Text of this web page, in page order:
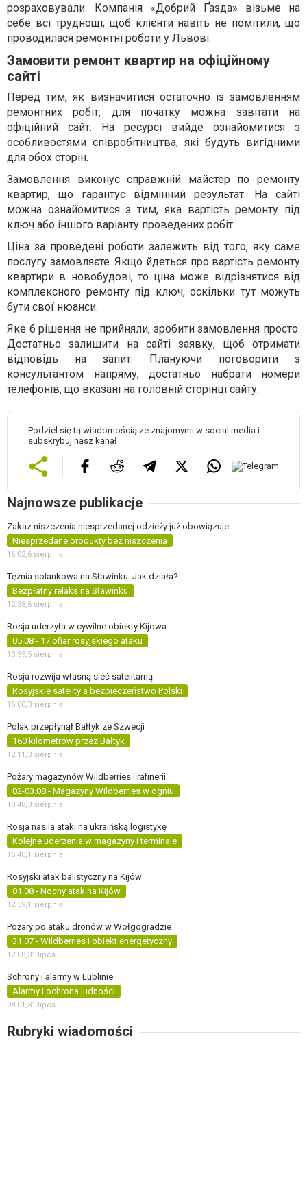
розраховували. Компанія «Добрий Ґазда» візьме на
себе всі труднощі, щоб клієнти навіть не помітили, що
проводилася ремонтні роботи у Львові.
Замовити ремонт квартир на офіційному
сайті
Перед тим, як визначитися остаточно із замовленням
ремонтних робіт, для початку можна завітати на
офіційний сайт. На ресурсі вийде ознайомитися з
особливостями співробітництва, які будуть вигідними
для обох сторін.
Замовлення виконує справжній майстер по ремонту
квартир, що гарантує відмінний результат. На сайті
можна ознайомитися з тим, яка вартість ремонту під
ключ або іншого варіанту проведених робіт.
Ціна за проведені роботи залежить від того, яку саме
послугу замовляєте. Якщо йдеться про вартість ремонту
квартири в новобудові, то ціна може відрізнятися від
комплексного ремонту під ключ, оскільки тут можуть
бути свої нюанси.
Яке б рішення не прийняли, зробити замовлення просто.
Достатньо залишити на сайті заявку, щоб отримати
відповідь на запит. Плануючи поговорити з
консультантом напряму, достатньо набрати номери
телефонів, що вказані на головній сторінці сайту.
Podziel się tą wiadomością ze znajomymi w social media i
subskrybuj nasz kanał
Najnowsze publikacje
Zakaz niszczenia niesprzedanej odzieży już obowiązuje
Niesprzedane produkty bez niszczenia
16:02, 6 sierpnia
Tężnia solankowa na Sławinku. Jak działa?
Bezpłatny relaks na Sławinku
12:38, 6 sierpnia
Rosja uderzyła w cywilne obiekty Kijowa
05.08 - 17 ofiar rosyjskiego ataku
13:39, 5 sierpnia
Rosja rozwija własną sieć satelitarną
Rosyjskie satelity a bezpieczeństwo Polski
16:00, 3 sierpnia
Polak przepłynął Bałtyk ze Szwecji
160 kilometrów przez Bałtyk
12:11, 3 sierpnia
Pożary magazynów Wildberries i rafinerii
02-03.08 - Magazyny Wildberries w ogniu
10:48, 3 sierpnia
Rosja nasila ataki na ukraińską logistykę
Kolejne uderzenia w magazyny i terminale
16:40, 1 sierpnia
Rosyjski atak balistyczny na Kijów
01.08 - Nocny atak na Kijów
12:59, 1 sierpnia
Pożary po ataku dronów w Wołgogradzie
31.07 - Wildberries i obiekt energetyczny
12:08, 31 lipca
Schrony i alarmy w Lublinie
Alarmy i ochrona ludności
08:01, 31 lipca
Rubryki wiadomości